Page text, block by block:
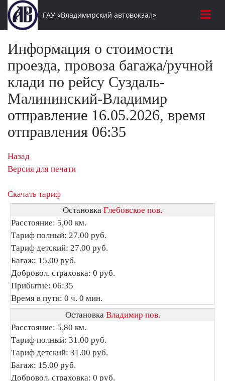
ГАУ «Владимирский автовокзал»
Информация о стоимости
проезда, провоза багажа/ручной
клади по рейсу Суздаль-
Малининский-Владимир
отправление 16.05.2026, время
отправления 06:35
Назад
Версия для печати
Скачать тариф
Остановка Глебовское пов.
Расстояние: 5,00 км.
Тариф полный: 27.00 руб.
Тариф детский: 27.00 руб.
Багаж: 15.00 руб.
Добровол. страховка: 0 руб.
Прибытие: 06:35
Время в пути: 0 ч. 0 мин.
Остановка Владимир пов.
Расстояние: 5,80 км.
Тариф полный: 31.00 руб.
Тариф детский: 31.00 руб.
Багаж: 15.00 руб.
Добровол. страховка: 0 руб.